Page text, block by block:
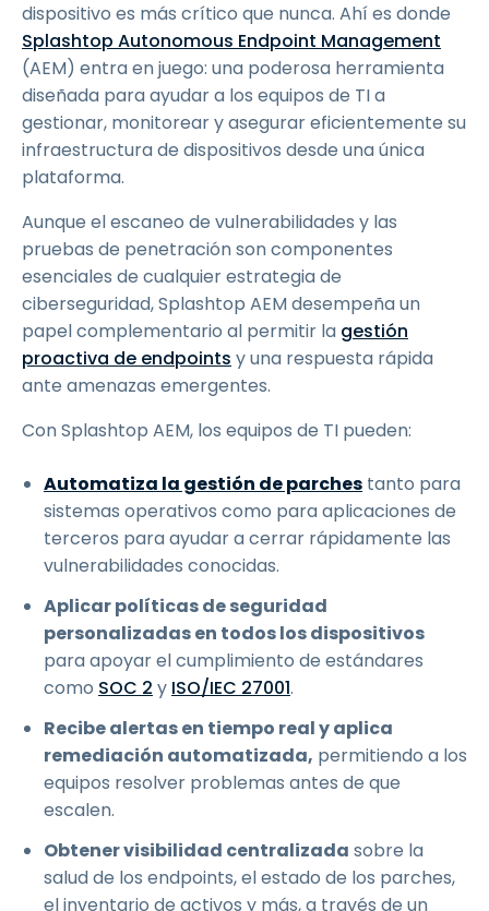
dispositivo es más crítico que nunca. Ahí es donde
Splashtop Autonomous Endpoint Management
(AEM) entra en juego: una poderosa herramienta
diseñada para ayudar a los equipos de TI a
gestionar, monitorear y asegurar eficientemente su
infraestructura de dispositivos desde una única
plataforma.
Aunque el escaneo de vulnerabilidades y las
pruebas de penetración son componentes
esenciales de cualquier estrategia de
ciberseguridad, Splashtop AEM desempeña un
papel complementario al permitir la gestión
proactiva de endpoints y una respuesta rápida
ante amenazas emergentes.
Con Splashtop AEM, los equipos de TI pueden:
Automatiza la gestión de parches tanto para
sistemas operativos como para aplicaciones de
terceros para ayudar a cerrar rápidamente las
vulnerabilidades conocidas.
Aplicar políticas de seguridad
personalizadas en todos los dispositivos
para apoyar el cumplimiento de estándares
como SOC 2 y ISO/IEC 27001.
Recibe alertas en tiempo real y aplica
remediación automatizada, permitiendo a los
equipos resolver problemas antes de que
escalen.
Obtener visibilidad centralizada sobre la
salud de los endpoints, el estado de los parches,
el inventario de activos y más, a través de un